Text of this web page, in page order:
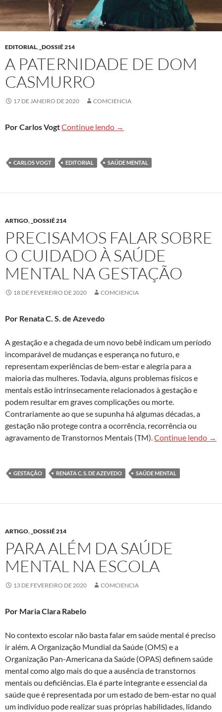
EDITORIAL, _DOSSIÊ 214
A PATERNIDADE DE DOM
CASMURRO
17 DE JANEIRO DE 2020 COMCIENCIA
Por Carlos VogtContinue lendo A paternidade de Dom
→
CARLOS VOGT EDITORIAL SAÚDE MENTAL
ARTIGO, _DOSSIÊ 214
PRECISAMOS FALAR SOBRE
O CUIDADO À SAÚDE
MENTAL NA GESTAÇÃO
18 DE FEVEREIRO DE 2020 COMCIENCIA
Por Renata C. S. de Azevedo
A gestação e a chegada de um novo bebê indicam um período
incomparável de mudanças e esperança no futuro, e
representam experiências de bem-estar e alegria para a
maioria das mulheres. Todavia, alguns problemas físicos e
mentais estão intrinsecamente relacionados à gestação e
podem resultar em graves complicações ou morte.
Contrariamente ao que se supunha há algumas décadas, a
gestação não protege contra a ocorrência, recorrência ou
agravamento de Transtornos Mentais (TM).Continue lendo →
GESTAÇÃO RENATA C. S. DE AZEVEDO SAÚDE MENTAL
ARTIGO, _DOSSIÊ 214
PARA ALÉM DA SAÚDE
MENTAL NA ESCOLA
13 DE FEVEREIRO DE 2020 COMCIENCIA
Por Maria Clara Rabelo
No contexto escolar não basta falar em saúde mental é preciso
ir além. A Organização Mundial da Saúde (OMS) e a
Organização Pan-Americana da Saúde (OPAS) definem saúde
mental como algo mais do que a ausência de transtornos
mentais ou deficiências. Ela é parte integrante e essencial da
saúde que é representada por um estado de bem-estar no qual
um indivíduo pode realizar suas próprias habilidades, lidando